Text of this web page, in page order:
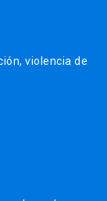
violencia de